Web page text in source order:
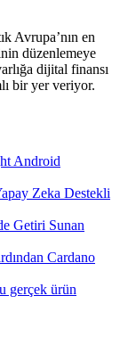
Avrupa’nın en
düzenlemeye
dijital finansı
bir yer veriyor.
Android
Zeka Destekli
Getiri Sunan
Cardano
gerçek ürün